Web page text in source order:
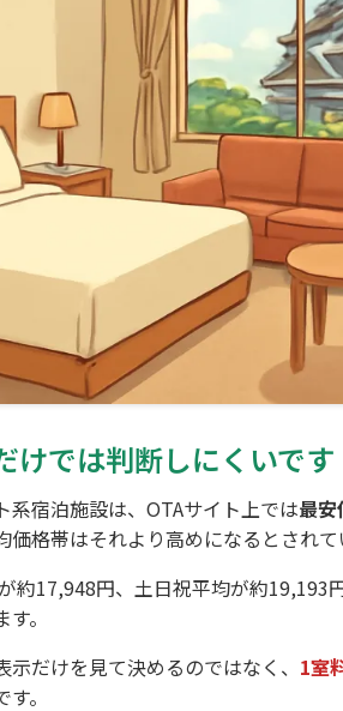
けでは判断しにくいです
系宿泊施設は、OTAサイト上では最
格帯はそれより高めになるとされて
約17,948円、土日祝平均が約19,193
。
だけを見て決めるのではなく、 1室
。